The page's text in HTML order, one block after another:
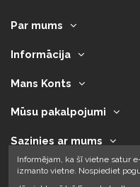
Par mums
Informācija
Mans Konts
Mūsu pakalpojumi
Sazinies ar mums
Informējam, ka šī vietne satur
izmanto vietne. Nospiediet